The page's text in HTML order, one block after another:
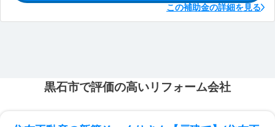
この補助金の詳細を見る
黒石市で評価の高いリフォーム会社